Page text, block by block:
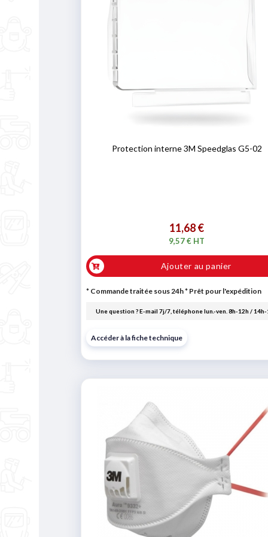
Protection interne 3M Speedglas G5-02
11,68 €
9,57 € HT
Ajouter au panier
* Commande traitée sous 24h* Prêt pour l'expédition
Une question ? E-mail 7j/7, téléphone lun.-ven. 8h-12h /
Accéder à la fiche technique